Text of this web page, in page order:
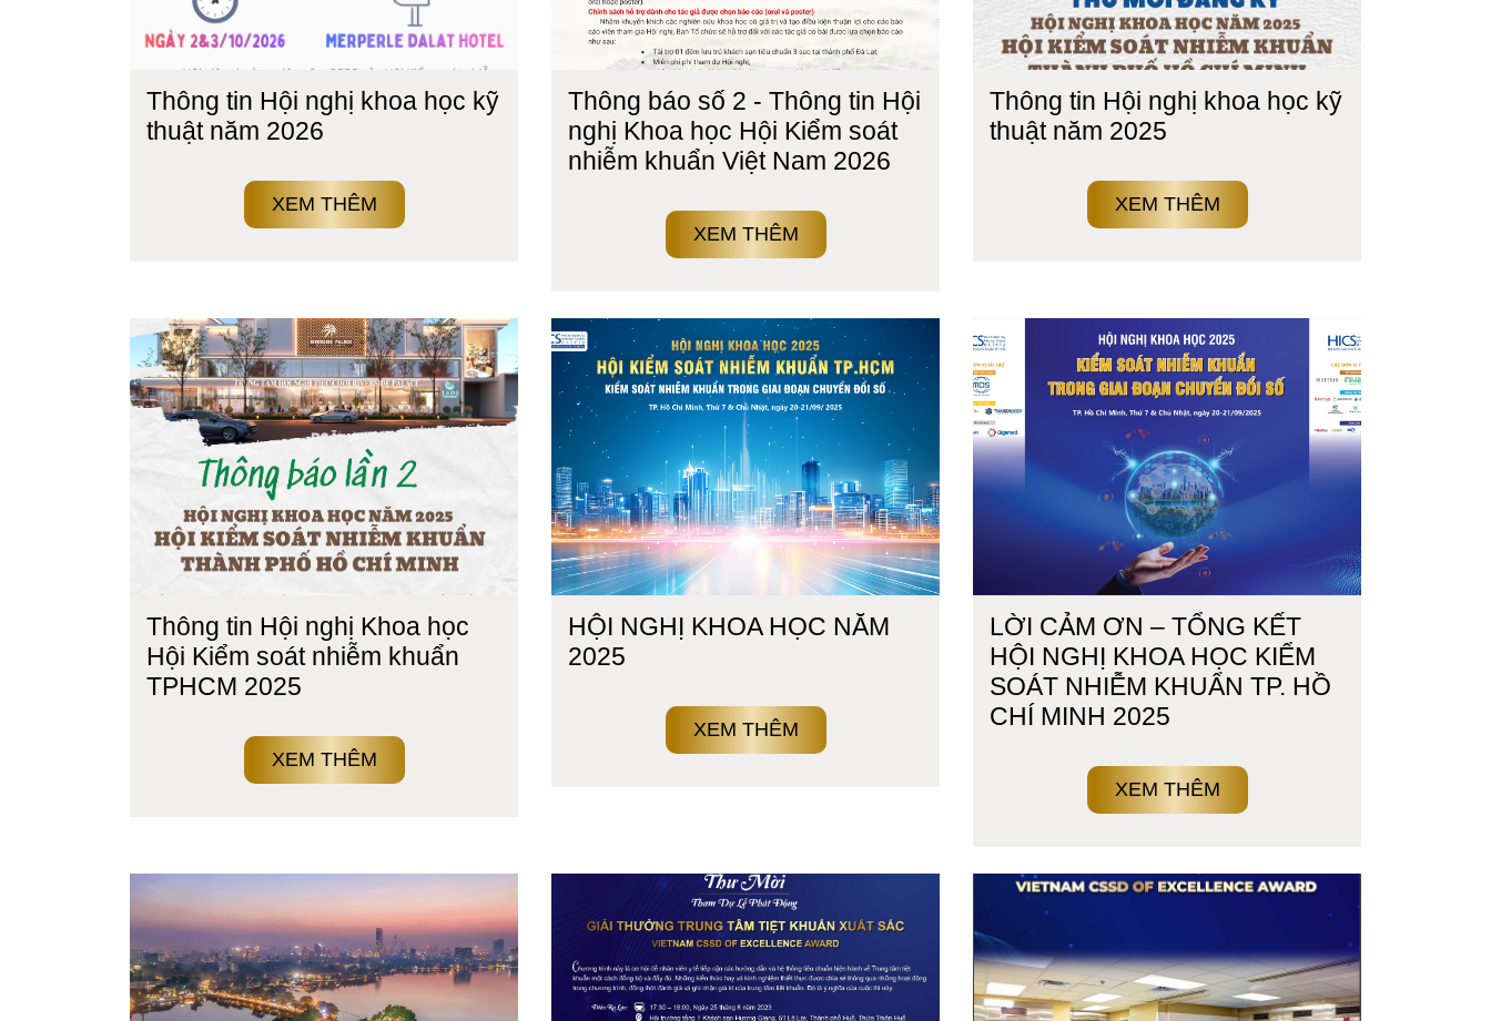
Thông tin Hội nghị khoa học kỹ
thuật năm 2026
XEM THÊM
Thông báo số 2 - Thông tin Hội
nghị Khoa học Hội Kiểm soát
nhiễm khuẩn Việt Nam 2026
XEM THÊM
Thông tin Hội nghị khoa học kỹ
thuật năm 2025
XEM THÊM
Thông tin Hội nghị Khoa học
Hội Kiểm soát nhiễm khuẩn
TPHCM 2025
XEM THÊM
HỘI NGHỊ KHOA HỌC NĂM
2025
XEM THÊM
LỜI CẢM ƠN – TỔNG KẾT
HỘI NGHỊ KHOA HỌC KIỂM
SOÁT NHIỄM KHUẨN TP. HỒ
CHÍ MINH 2025
XEM THÊM